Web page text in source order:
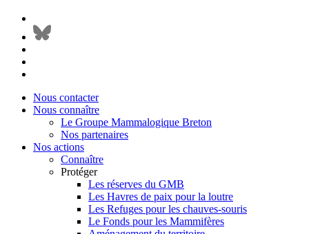
bluesky
Close
Menu
Nous contacter
Nous connaître
Le Groupe Mammalogique Breton
Nos partenaires
Nos actions
Connaître
Protéger
Les réserves du GMB
Les Havres de paix pour la loutre
Les Refuges pour les chauves-souris
Le Fonds pour les Mammifères